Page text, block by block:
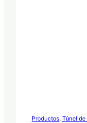
Productos, Túnel